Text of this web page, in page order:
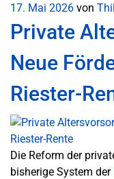
17. Mai 2026 von
Private
Neue
Riester-
Die Reform der
bisherige System der